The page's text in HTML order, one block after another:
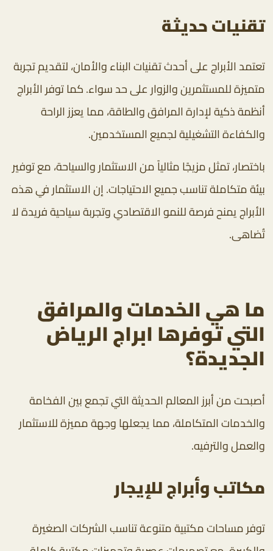
تقنيات حديثة
تعتمد الأبراج على أحدث تقنيات البناء والأمان، لتقديم تجربة
متميزة للمستثمرين والزوار على حد سواء. كما توفر الأبراج
أنظمة ذكية لإدارة المرافق والطاقة، مما يعزز الراحة
والكفاءة التشغيلية لجميع المستخدمين.
باختصار، تمثل مزيجًا مثالياً من الاستثمار والسياحة، مع توفير
بيئة متكاملة تناسب جميع الاحتياجات. إن الاستثمار في هذه
الأبراج يمنح فرصة للنمو الاقتصادي وتجربة سياحية فريدة لا
تُضاهى.
ما هي الخدمات والمرافق
التي توفرها ابراج الرياض
الجديدة؟
أصبحت من أبرز المعالم الحديثة التي تجمع بين الفخامة
والخدمات المتكاملة، مما يجعلها وجهة مميزة للاستثمار
والعمل والترفيه.
مكاتب وأبراج للإيجار
توفر مساحات مكتبية متنوعة تناسب الشركات الصغيرة